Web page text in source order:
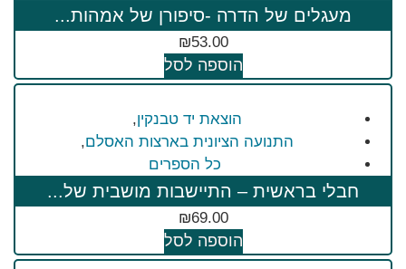
מעגלים של הדרה -סיפורן של אמהות...
₪53.00
הוספה לסל
הוצאת יד טבנקין,
התנועה הציונית בארצות האסלם,
כל הספרים
חבלי בראשית – התיישבות מושבית של...
₪69.00
הוספה לסל